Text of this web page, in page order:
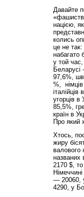
Давайте
нацією,
колись
це не так:
набагато
у той час,
Беларусі
97,6%,
%,
угорців
85,5%,
країн в
Про який
Хтось,
жиру
валового
названих
2170 $,
— 20060,
4290, у